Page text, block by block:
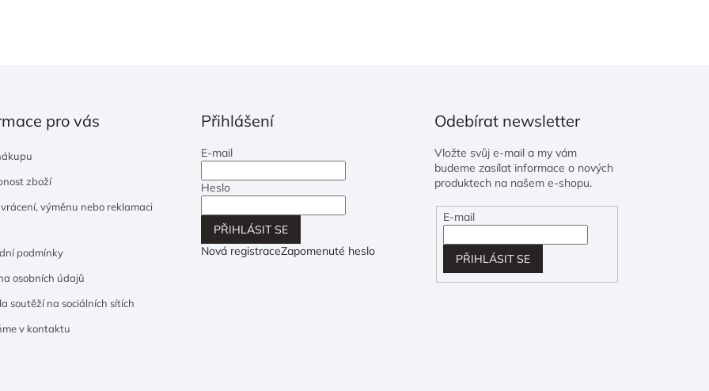
pro vás
zboží
vrácení, výměnu nebo reklamaci
podmínky
osobních údajů
soutěží na sociálních sítích
v kontaktu
Přihlášení
E-mail
Heslo
PŘIHLÁSIT SE
Nová registraceZapomenuté heslo
Odebírat newsletter
Vložte svůj e-mail a my vám
budeme zasílat informace o nových
produktech na našem e-shopu.
E-mail
PŘIHLÁSIT SE